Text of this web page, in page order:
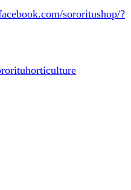
sororitushop/?